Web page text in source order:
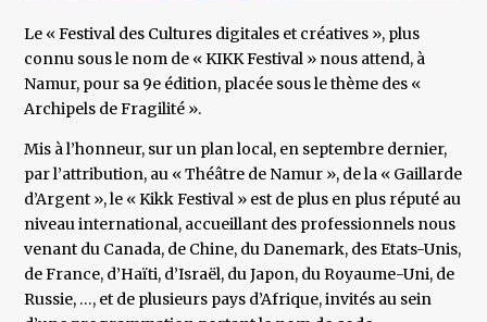
Le « Festival des Cultures digitales et créatives », plus
connu sous le nom de « KIKK Festival » nous attend, à
Namur, pour sa 9e édition, placée sous le thème des «
Archipels de Fragilité ».
Mis à l’honneur, sur un plan local, en septembre dernier,
par l’attribution, au « Théâtre de Namur », de la « Gaillarde
d’Argent », le « Kikk Festival » est de plus en plus réputé au
niveau international, accueillant des professionnels nous
venant du Canada, de Chine, du Danemark, des Etats-Unis,
de France, d’Haïti, d’Israël, du Japon, du Royaume-Uni, de
Russie, …, et de plusieurs pays d’Afrique, invités au sein